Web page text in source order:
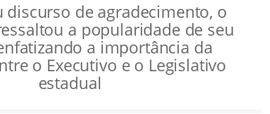
discurso de agradecimento, o
a popularidade de seu
a importância da
o Executivo e o Legislativo
estadual